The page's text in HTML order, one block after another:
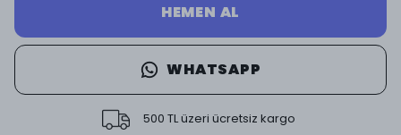
HEMEN AL
WHATSAPP
500 TL üzeri ücretsiz kargo